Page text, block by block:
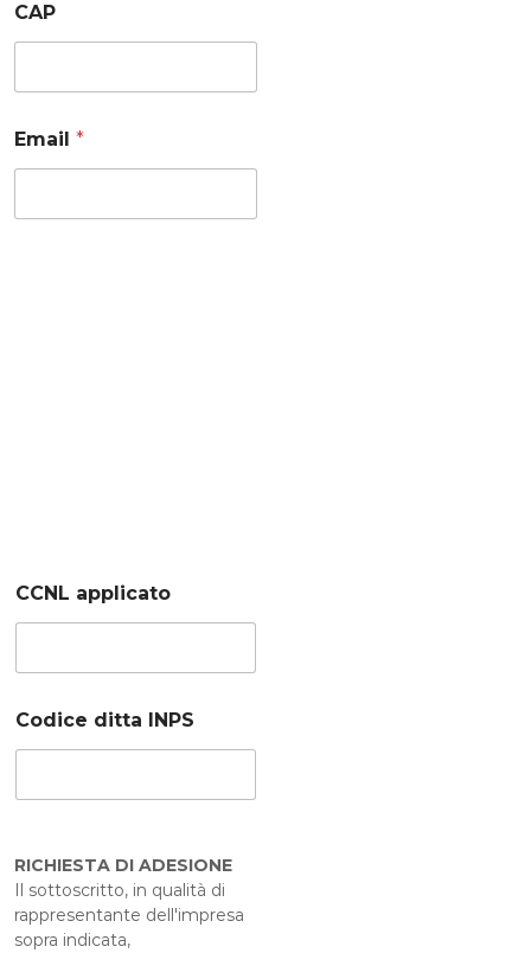
CAP
Email *
CCNL applicato
Codice ditta INPS
RICHIESTA DI ADESIONE
Il sottoscritto, in qualità di
rappresentante dell'impresa
sopra indicata,